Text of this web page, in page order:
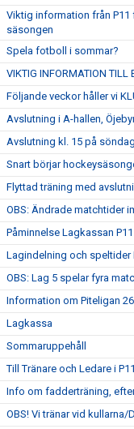
Viktig information från
säsongen
Spela fotboll i sommar?
VIKTIG INFORMATION TILL
Följande veckor håller vi
Avslutning i A-hallen,
Avslutning kl. 15 på
Snart börjar
Flyttad träning med
OBS: Ändrade matchtider
Påminnelse Lagkassan P11
Lagindelning och
OBS: Lag 5 spelar fyra
Information om Piteligan
Lagkassa
Sommaruppehåll
Till Tränare och Ledare i P11
Info om fadderträning,
OBS! Vi tränar vid kullarna/